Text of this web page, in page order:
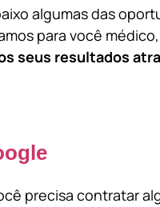
algumas das
para você
seus resultados
precisa contratar